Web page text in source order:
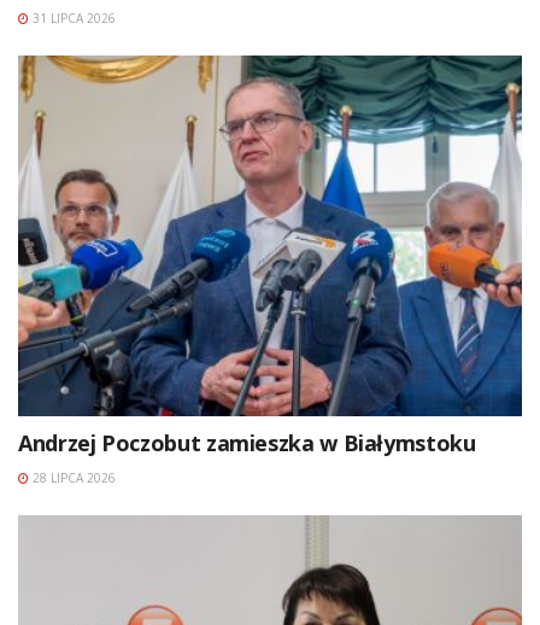
31 LIPCA 2026
Andrzej Poczobut zamieszka w Białymstoku
28 LIPCA 2026